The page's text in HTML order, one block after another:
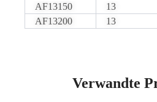
AF13150
13
AF13200
13
Verwandte